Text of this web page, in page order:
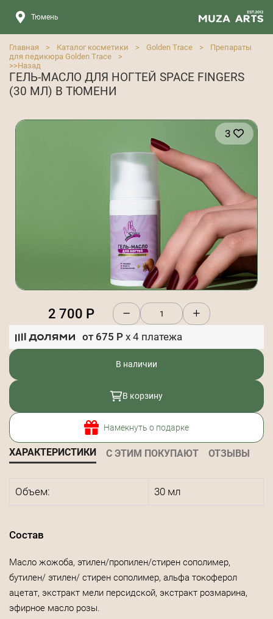
Тюмень
Главная > Каталог косметики > Golden Trace >
Препараты
для педикюра Golden Trace
>
>>Назад
ГЕЛЬ-МАСЛО ДЛЯ НОГТЕЙ SPACE FINGERS
(30 МЛ) В ТЮМЕНИ
3
2 700 Р
от 675 Р x 4 платежа
В наличии
В корзину
Намекнуть о подарке
ХАРАКТЕРИСТИКИ С ЭТИМ ПОКУПАЮТ ОТЗЫВЫ
Объем: 30 мл
Состав
Масло жожоба, этилен/пропилен/стирен сополимер,
бутилен/ этилен/ стирен сополимер, альфа токоферол
ацетат, экстракт мели персидской, экстракт розмарина,
эфирное масло розы.